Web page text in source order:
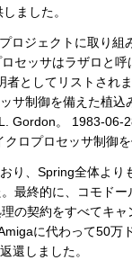
ました。
ロジェクトに取り組
セッサはラザロと
としてリストされ
サ制御を備えた植込
Gordon。 1983-06-
ロプロセッサ制御を
り、Spring全体より
最終的に、コモド
の契約をすべてキ
に代わって50万
還しました。